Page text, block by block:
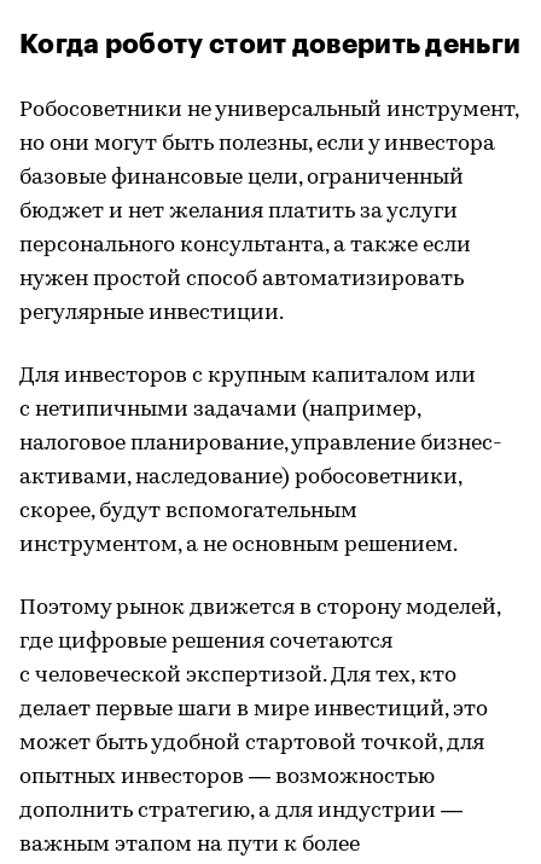
Когда роботу стоит доверить деньги
Робосоветники не универсальный инструмент,
но они могут быть полезны, если у инвестора
базовые финансовые цели, ограниченный
бюджет и нет желания платить за услуги
персонального консультанта, а также если
нужен простой способ автоматизировать
регулярные инвестиции.
Для инвесторов с крупным капиталом или
с нетипичными задачами (например,
налоговое планирование, управление бизнес-
активами, наследование) робосоветники,
скорее, будут вспомогательным
инструментом, а не основным решением.
Поэтому рынок движется в сторону моделей,
где цифровые решения сочетаются
с человеческой экспертизой. Для тех, кто
делает первые шаги в мире инвестиций, это
может быть удобной стартовой точкой, для
опытных инвесторов — возможностью
дополнить стратегию, а для индустрии —
важным этапом на пути к более